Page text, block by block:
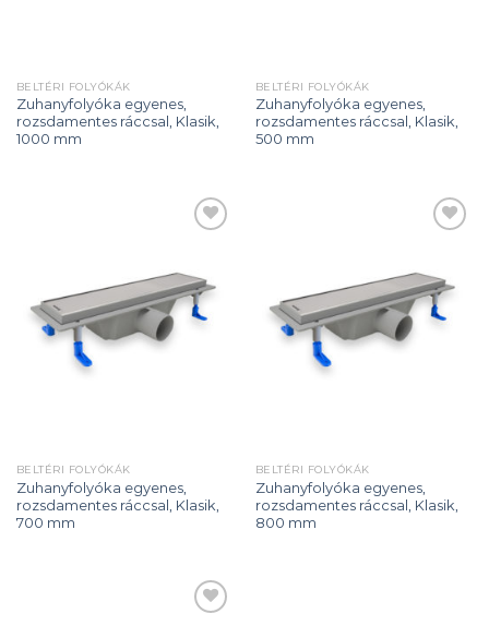
BELTÉRI FOLYÓKÁK
Zuhanyfolyóka egyenes,
rozsdamentes ráccsal, Klasik,
1000 mm
BELTÉRI FOLYÓKÁK
Zuhanyfolyóka egyenes,
rozsdamentes ráccsal, Klasik,
500 mm
Add to
wishlist
BELTÉRI FOLYÓKÁK
Zuhanyfolyóka egyenes,
rozsdamentes ráccsal, Klasik,
700 mm
Add to
wishlist
BELTÉRI FOLYÓKÁK
Zuhanyfolyóka egyenes,
rozsdamentes ráccsal, Klasik,
800 mm